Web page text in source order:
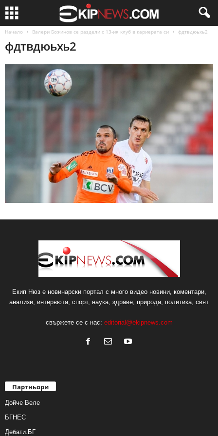
Начало Валери Божинов се раздели с 13-ия клуб в кариерата си фдтвдюьхь2
фдтвдюьхь2
Екип Нюз е новинарски портал с много видео новини, коментари,
анализи, интервюта, спорт, наука, здраве, природа, политика, свят
свържете се с нас: editorial@ekipnews.com
Партньори
Дойче Веле
БГНЕС
Дебати.БГ